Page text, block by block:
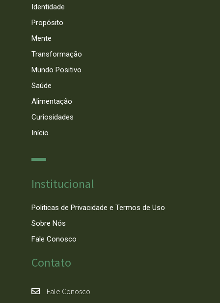
Identidade
Propósito
Mente
Transformação
Mundo Positivo
Saúde
Alimentação
Curiosidades
Início
Institucional
Politicas de Privacidade e Termos de Uso
Sobre Nós
Fale Conosco
Contato
Fale Conosco